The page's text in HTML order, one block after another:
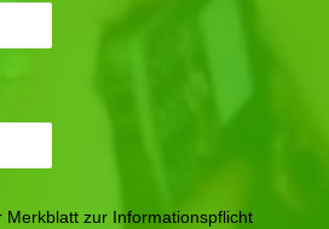
Merkblatt zur Informationspflicht